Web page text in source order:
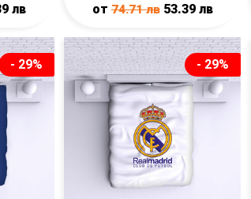
лв
от74.71лв 53.39 лв
- 29% - 29%